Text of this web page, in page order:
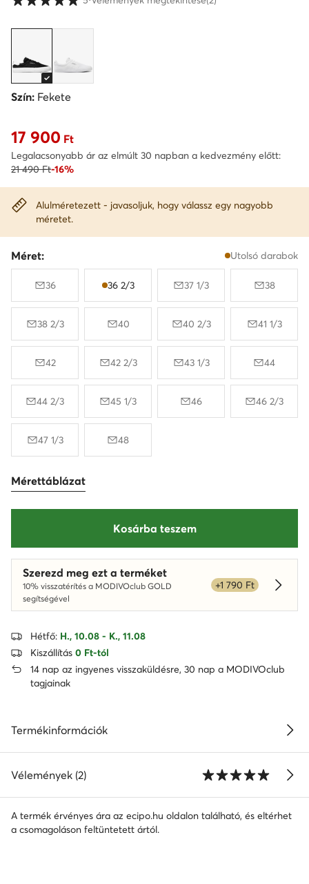
Szín: Fekete
Aktuális ár 17 900 Ft
17 900 Ft
Legalacsonyabb ár az elmúlt 30 napban a kedvezmény előtt:
21 490 Ft-16%
Alulméretezett - javasoljuk, hogy válassz egy nagyobb
méretet.
Méret: Utolsó darabok
36 36 2/3 37 1/3 38
38 2/3 40 40 2/3 41 1/3
42 42 2/3 43 1/3 44
44 2/3 45 1/3 46 46 2/3
47 1/3 48
Mérettáblázat
Kosárba teszem
Szerezd meg ezt a terméket
10% visszatérítés a MODIVOclub GOLD
segítségével
+1 790 Ft
Hétfő: H., 10.08 - K., 11.08
Kiszállítás 0 Ft-tól
14 nap az ingyenes visszaküldésre, 30 nap a MODIVOclub
tagjainak
Termékinformációk
Vélemények (2)
A termék érvényes ára az ecipo.hu oldalon található, és eltérhet
a csomagoláson feltüntetett ártól.